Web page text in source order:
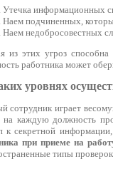
Утечка информационных
Наем подчиненных,
Наем недобросовестных
из этих угроз
работника может
уровнях
сотрудник играет
на каждую должность
к секретной
при приеме на
типы проверок.